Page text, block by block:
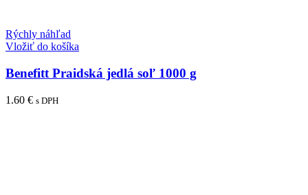
Rýchly náhľad
Vložiť do košíka
Benefitt Praidská jedlá soľ 1000 g
1.60 € s DPH